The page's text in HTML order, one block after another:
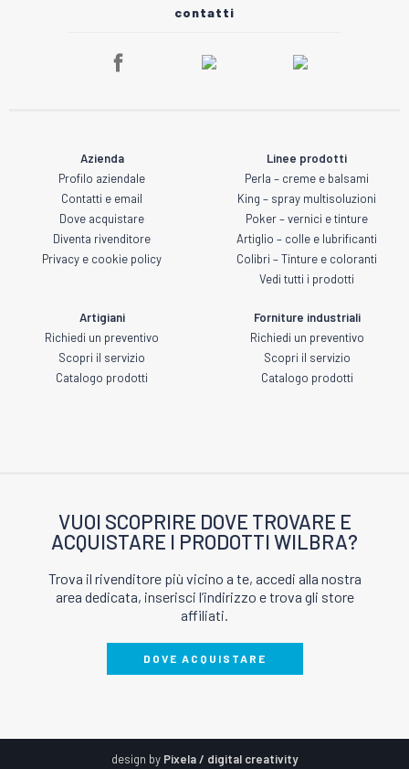
contatti
Azienda
Profilo aziendale
Contatti e email
Dove acquistare
Diventa rivenditore
Privacy e cookie policy
Linee prodotti
Perla – creme e balsami
King – spray multisoluzioni
Poker – vernici e tinture
Artiglio – colle e lubrificanti
Colibri – Tinture e coloranti
Vedi tutti i prodotti
Artigiani
Richiedi un preventivo
Scopri il servizio
Catalogo prodotti
Forniture industriali
Richiedi un preventivo
Scopri il servizio
Catalogo prodotti
VUOI SCOPRIRE DOVE TROVARE E
ACQUISTARE I PRODOTTI WILBRA?
Trova il rivenditore più vicino a te, accedi alla nostra
area dedicata, inserisci l’indirizzo e trova gli store
affiliati.
DOVE ACQUISTARE
design by Pixela / digital creativity